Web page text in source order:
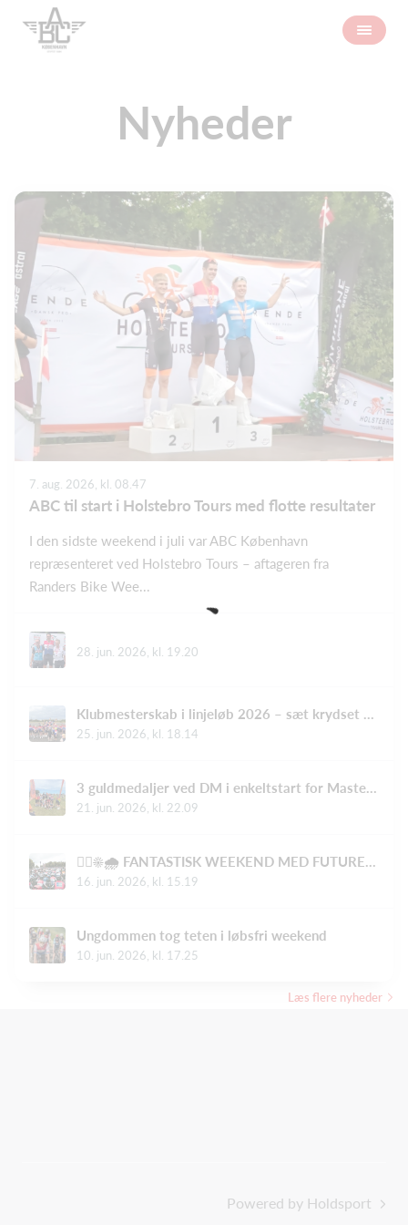
Nyheder
7. aug. 2026, kl. 08.47
ABC til start i Holstebro Tours med flotte resultater
I den sidste weekend i juli var ABC København
repræsenteret ved Holstebro Tours – aftageren fra
Randers Bike Wee...
28. jun. 2026, kl. 19.20
25. jun. 2026, kl. 18.14
21. jun. 2026, kl. 22.09
16. jun. 2026, kl. 15.19
Ungdommen tog teten i løbsfri weekend
10. jun. 2026, kl. 17.25
Læs flere nyheder
Powered by Holdsport